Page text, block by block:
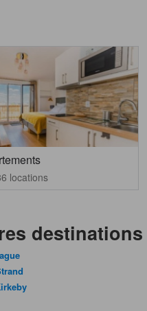
locations